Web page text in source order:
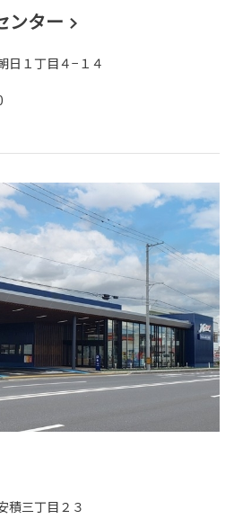
ンター
日１丁目４−１４
積三丁目２３